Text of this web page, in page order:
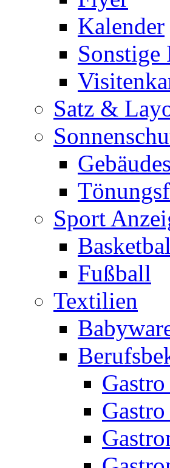
Kalender
Satz &
Sport
Fußball
Textilien